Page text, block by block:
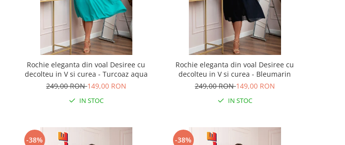
Rochie eleganta din voal Desiree cu
decolteu in V si curea - Turcoaz aqua
249,00 RON149,00 RON
IN STOC
Rochie eleganta din voal Desiree cu
decolteu in V si curea - Bleumarin
249,00 RON149,00 RON
IN STOC
-38% -38%